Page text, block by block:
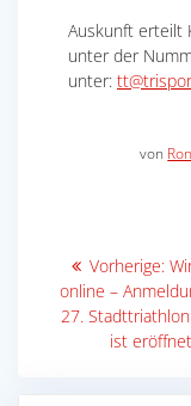
Auskunft erteilt
unter der
unter:
von
Vorherige:
online –
27.
ist eröffnet